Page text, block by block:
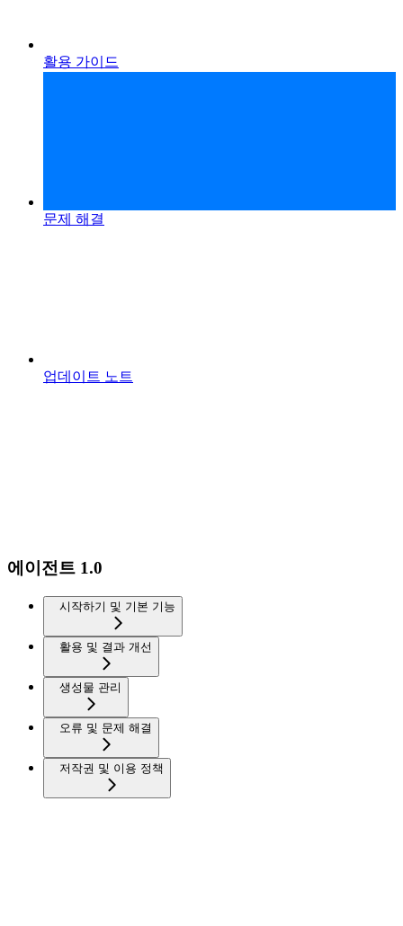
활용 가이드
문제 해결
업데이트 노트
에이전트 1.0
시작하기 및 기본 기능
활용 및 결과 개선
생성물 관리
오류 및 문제 해결
저작권 및 이용 정책